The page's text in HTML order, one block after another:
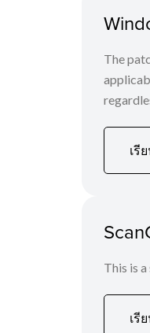
The
เรี
This is
เรี